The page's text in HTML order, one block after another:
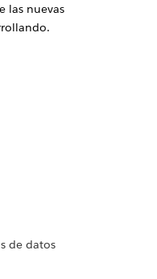
las nuevas
de datos